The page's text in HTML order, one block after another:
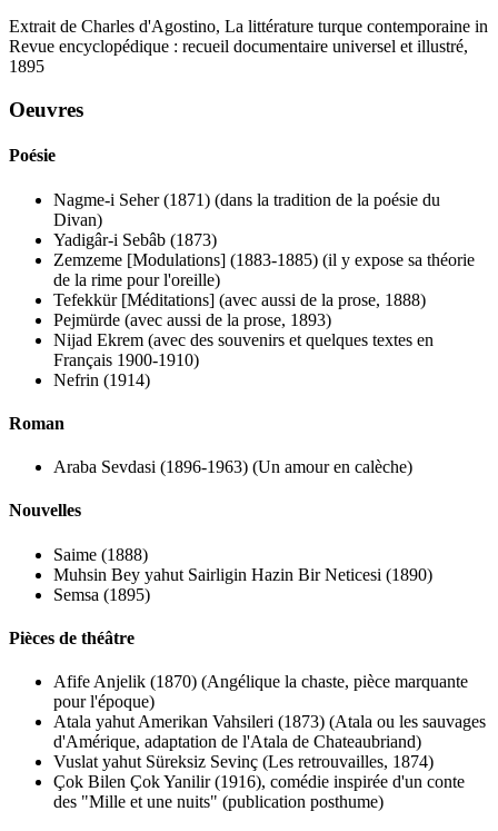
Extrait de Charles d'Agostino, La littérature turque contemporaine in
Revue encyclopédique : recueil documentaire universel et illustré,
1895
Oeuvres
Poésie
Nagme-i Seher (1871) (dans la tradition de la poésie du
Divan)
Yadigâr-i Sebâb (1873)
Zemzeme [Modulations] (1883-1885) (il y expose sa théorie
de la rime pour l'oreille)
Tefekkür [Méditations] (avec aussi de la prose, 1888)
Pejmürde (avec aussi de la prose, 1893)
Nijad Ekrem (avec des souvenirs et quelques textes en
Français 1900-1910)
Nefrin (1914)
Roman
Araba Sevdasi (1896-1963) (Un amour en calèche)
Nouvelles
Saime (1888)
Muhsin Bey yahut Sairligin Hazin Bir Neticesi (1890)
Semsa (1895)
Pièces de théâtre
Afife Anjelik (1870) (Angélique la chaste, pièce marquante
pour l'époque)
Atala yahut Amerikan Vahsileri (1873) (Atala ou les sauvages
d'Amérique, adaptation de l'Atala de Chateaubriand)
Vuslat yahut Süreksiz Sevinç (Les retrouvailles, 1874)
Çok Bilen Çok Yanilir (1916), comédie inspirée d'un conte
des "Mille et une nuits" (publication posthume)